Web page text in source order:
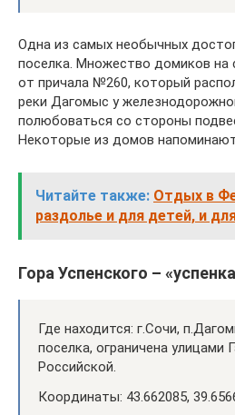
Одна из самых необычных
поселка. Множество домиков на
от причала №260, который
реки Дагомыс у
полюбоваться со стороны
Некоторые из домов
Читайте также: Отдых в
раздолье и для детей, и
Гора Успенского –
Где находится: г.Сочи,
поселка, ограничена улицами
Российской.
Координаты: 43.662085,